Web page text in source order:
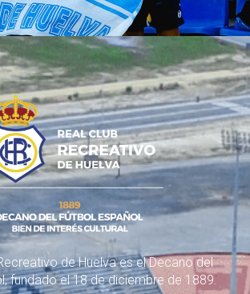
de Huelva es el Decano del
fundado el 18 de diciembre de 1889.